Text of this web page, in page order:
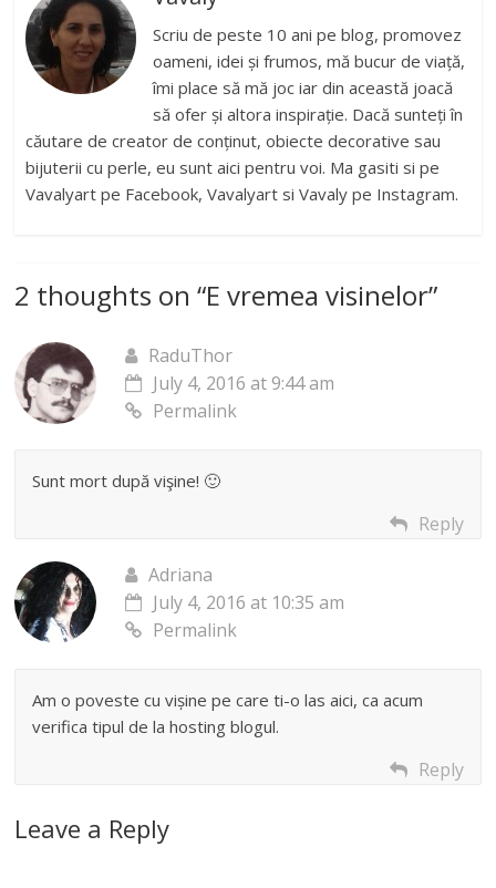
Scriu de peste 10 ani pe blog, promovez
oameni, idei și frumos, mă bucur de viață,
îmi place să mă joc iar din această joacă
să ofer și altora inspirație. Dacă sunteți în
căutare de creator de conținut, obiecte decorative sau
bijuterii cu perle, eu sunt aici pentru voi. Ma gasiti si pe
Vavalyart pe Facebook, Vavalyart si Vavaly pe Instagram.
2 thoughts on “E vremea visinelor”
RaduThor
July 4, 2016 at 9:44 am
Permalink
Sunt mort după vişine! 🙂
Reply
Adriana
July 4, 2016 at 10:35 am
Permalink
Am o poveste cu vișine pe care ti-o las aici, ca acum
verifica tipul de la hosting blogul.
Reply
Leave a Reply